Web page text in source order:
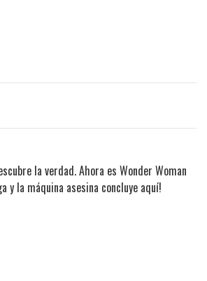
la verdad. Ahora es Wonder Woman
y la máquina asesina concluye aquí!